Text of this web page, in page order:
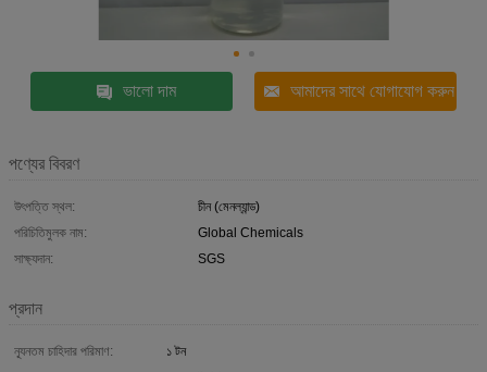
ভালো দাম আমাদের সাথে যোগাযোগ করুন
পণ্যের বিবরণ
উৎপত্তি স্থল:
চীন (মেনল্যান্ড)
পরিচিতিমুলক নাম:
Global Chemicals
সাক্ষ্যদান:
SGS
প্রদান
ন্যূনতম চাহিদার পরিমাণ:
১ টন